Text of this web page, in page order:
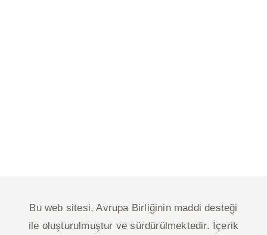
Bu web sitesi, Avrupa Birliğinin maddi desteği
ile oluşturulmuştur ve sürdürülmektedir. İçerik